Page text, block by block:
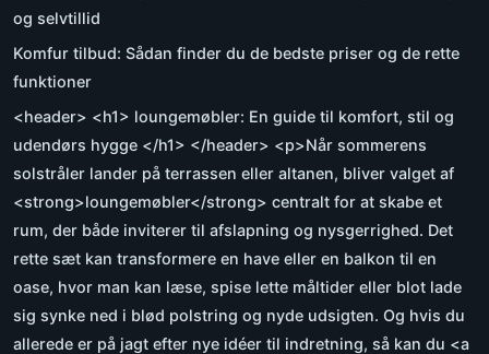
og selvtillid
Komfur tilbud: Sådan finder du de bedste priser og de rette
funktioner
<header> <h1> loungemøbler: En guide til komfort, stil og
udendørs hygge </h1> </header> <p>Når sommerens
solstråler lander på terrassen eller altanen, bliver valget af
<strong>loungemøbler</strong> centralt for at skabe et
rum, der både inviterer til afslapning og nysgerrighed. Det
rette sæt kan transformere en have eller en balkon til en
oase, hvor man kan læse, spise lette måltider eller blot lade
sig synke ned i blød polstring og nyde udsigten. Og hvis du
allerede er på jagt efter nye idéer til indretning, så kan du <a